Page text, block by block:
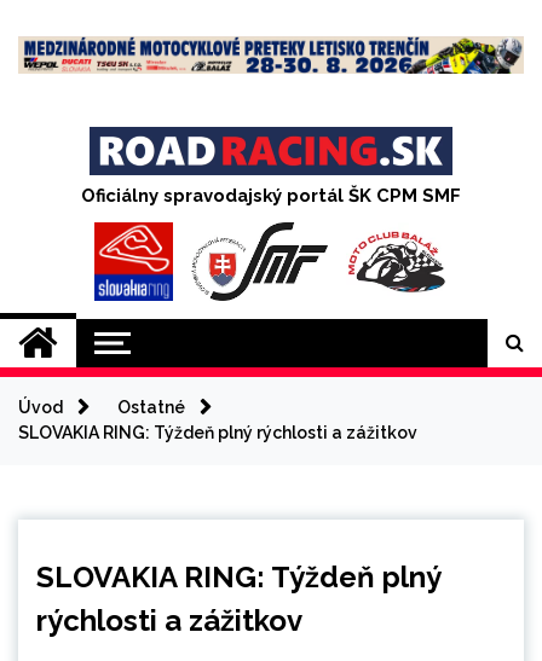
content
Oficiálny spravodajský portál ŠK CPM SMF
Úvod
Ostatné
SLOVAKIA RING: Týždeň plný rýchlosti a zážitkov
SLOVAKIA RING: Týždeň plný
rýchlosti a zážitkov